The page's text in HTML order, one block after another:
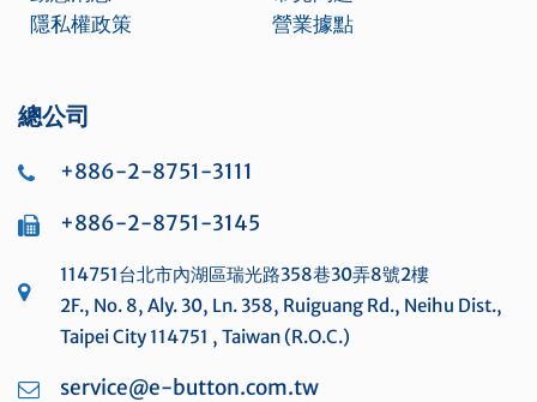
隱私權政策
營業據點
總公司
+886-2-8751-3111
+886-2-8751-3145
114751台北市內湖區瑞光路358巷30弄8號2樓
2F., No. 8, Aly. 30, Ln. 358, Ruiguang Rd., Neihu Dist.,
Taipei City 114751 , Taiwan (R.O.C.)
service@e-button.com.tw